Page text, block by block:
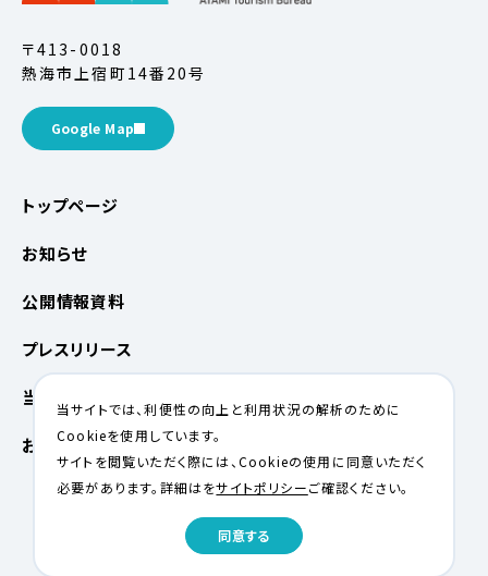
〒413-0018
熱海市上宿町14番20号
Google Map
トップページ
お知らせ
公開情報資料
プレスリリース
当サイトについて
お問い合わせ
© 2025 Atami Tourism Bureau
当サイトでは、利便性の向上と利用状況の解析のために
Cookieを使用しています。
サイトを閲覧いただく際には、Cookieの使用に同意いただく
必要があります。詳細はをサイトポリシーご確認ください。
同意する